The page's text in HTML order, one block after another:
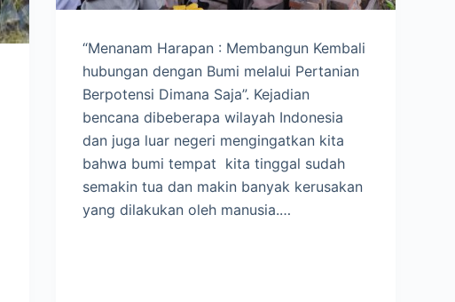
“Menanam Harapan : Membangun Kembali
hubungan dengan Bumi melalui Pertanian
Berpotensi Dimana Saja”. Kejadian
bencana dibeberapa wilayah Indonesia
dan juga luar negeri mengingatkan kita
bahwa bumi tempat kita tinggal sudah
semakin tua dan makin banyak kerusakan
yang dilakukan oleh manusia.…